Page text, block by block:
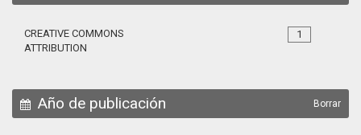
1
CREATIVE COMMONS
ATTRIBUTION
Año de publicación Borrar